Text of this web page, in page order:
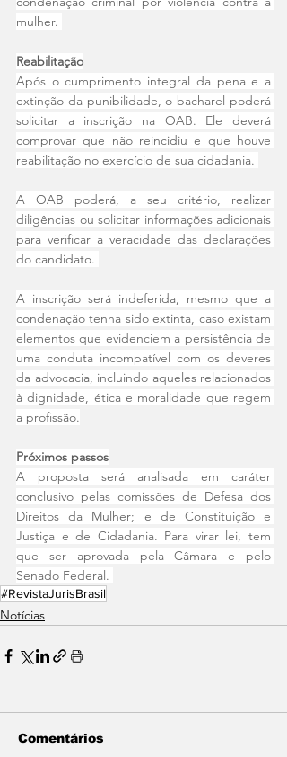
mulher.
Reabilitação
Após o cumprimento integral da pena e a
extinção da punibilidade, o bacharel poderá
solicitar a inscrição na OAB. Ele deverá
comprovar que não reincidiu e que houve
reabilitação no exercício de sua cidadania.
A OAB poderá, a seu critério, realizar
diligências ou solicitar informações adicionais
para verificar a veracidade das declarações
do candidato.
A inscrição será indeferida, mesmo que a
condenação tenha sido extinta, caso existam
elementos que evidenciem a persistência de
uma conduta incompatível com os deveres
da advocacia, incluindo aqueles relacionados
à dignidade, ética e moralidade que regem
a profissão.
Próximos passos
A proposta será analisada em caráter
conclusivo pelas comissões de Defesa dos
Direitos da Mulher; e de Constituição e
Justiça e de Cidadania. Para virar lei, tem
que ser aprovada pela Câmara e pelo
Senado Federal.
#RevistaJurisBrasil
Notícias
Comentários